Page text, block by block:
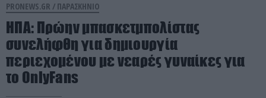
PRONEWS.GR / ΠΑΡΑΣΚΗΝΙΟ
ΗΠΑ: Πρώην μπασκετμπολίστας
συνελήφθη για δημιουργία
περιεχομένου με νεαρές γυναίκες για
το OnlyFans